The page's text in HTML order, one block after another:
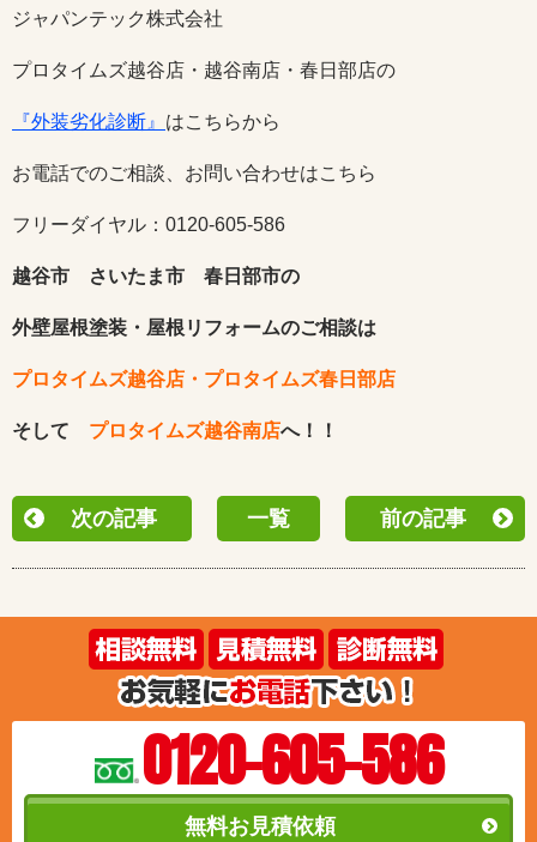
ジャパンテック株式会社
プロタイムズ越谷店・越谷南店・春日部店の
『外装劣化診断』 はこちらから
お電話でのご相談、お問い合わせはこちら
フリーダイヤル：0120-605-586
越谷市 さいたま市 春日部市の
外壁屋根塗装・屋根リフォームのご相談は
プロタイムズ越谷店・プロタイムズ春日部店
そして プロタイムズ越谷南店へ！！
次の記事 一覧 前の記事
0120-605-586
無料お見積依頼